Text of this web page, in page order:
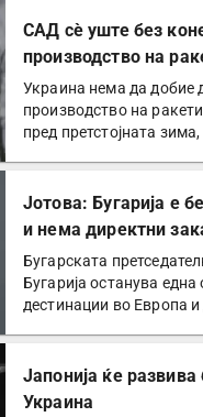
САД сè уште без
производство на
Украина нема да добие
производство на
пред претстојната
Јотова: Бугарија е
и нема директни
Бугарската
Бугарија останува една
дестинации во Европа
Јапонија ќе
Украина